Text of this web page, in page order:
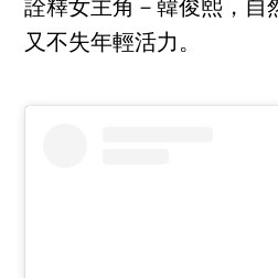
詮釋女主角－韓俊熙，自
又不失年輕活力。